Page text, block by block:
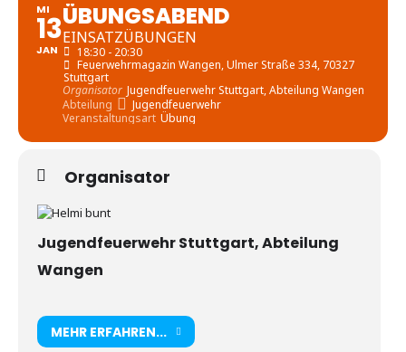
MI
13
JAN
ÜBUNGSABEND
EINSATZÜBUNGEN
18:30 - 20:30
Feuerwehrmagazin Wangen, Ulmer Straße 334, 70327
Stuttgart
Organisator Jugendfeuerwehr Stuttgart, Abteilung Wangen
Abteilung
Jugendfeuerwehr
Veranstaltungsart Übung
Organisator
Jugendfeuerwehr Stuttgart, Abteilung
Wangen
MEHR ERFAHREN...